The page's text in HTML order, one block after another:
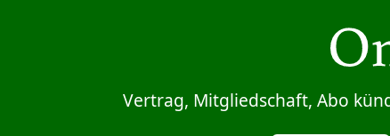
Vertrag, Mitgliedschaft, Abo